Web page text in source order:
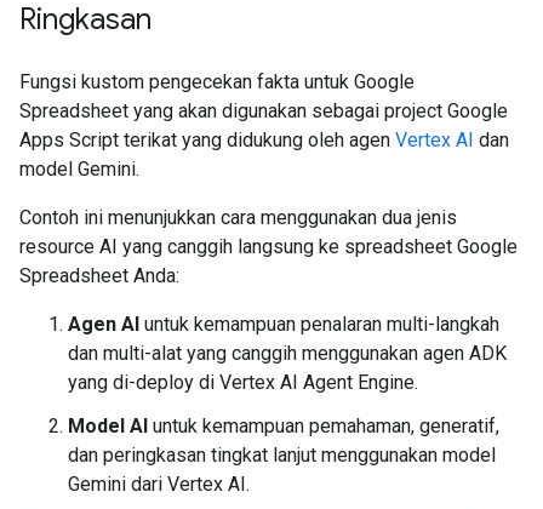
Ringkasan
Fungsi kustom pengecekan fakta untuk Google
Spreadsheet yang akan digunakan sebagai project Google
Apps Script terikat yang didukung oleh agen Vertex AI dan
model Gemini.
Contoh ini menunjukkan cara menggunakan dua jenis
resource AI yang canggih langsung ke spreadsheet Google
Spreadsheet Anda:
Agen AI untuk kemampuan penalaran multi-langkah
dan multi-alat yang canggih menggunakan agen ADK
yang di-deploy di Vertex AI Agent Engine.
Model AI untuk kemampuan pemahaman, generatif,
dan peringkasan tingkat lanjut menggunakan model
Gemini dari Vertex AI.